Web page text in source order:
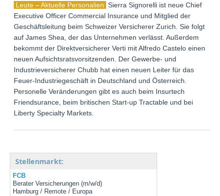
Leute – Aktuelle Personalien Sierra Signorelli ist neue Chief
Executive Officer Commercial Insurance und Mitglied der
Geschäftsleitung beim Schweizer Versicherer Zurich. Sie folgt
auf James Shea, der das Unternehmen verlässt. Außerdem
bekommt der Direktversicherer Verti mit Alfredo Castelo einen
neuen Aufsichtsratsvorsitzenden. Der Gewerbe- und
Industrieversicherer Chubb hat einen neuen Leiter für das
Feuer-Industriegeschäft in Deutschland und Österreich.
Personelle Veränderungen gibt es auch beim Insurtech
Friendsurance, beim britischen Start-up Tractable und bei
Liberty Specialty Markets.
Stellenmarkt:
FCB
Berater Versicherungen (m/w/d)
Hamburg / Remote / Europa